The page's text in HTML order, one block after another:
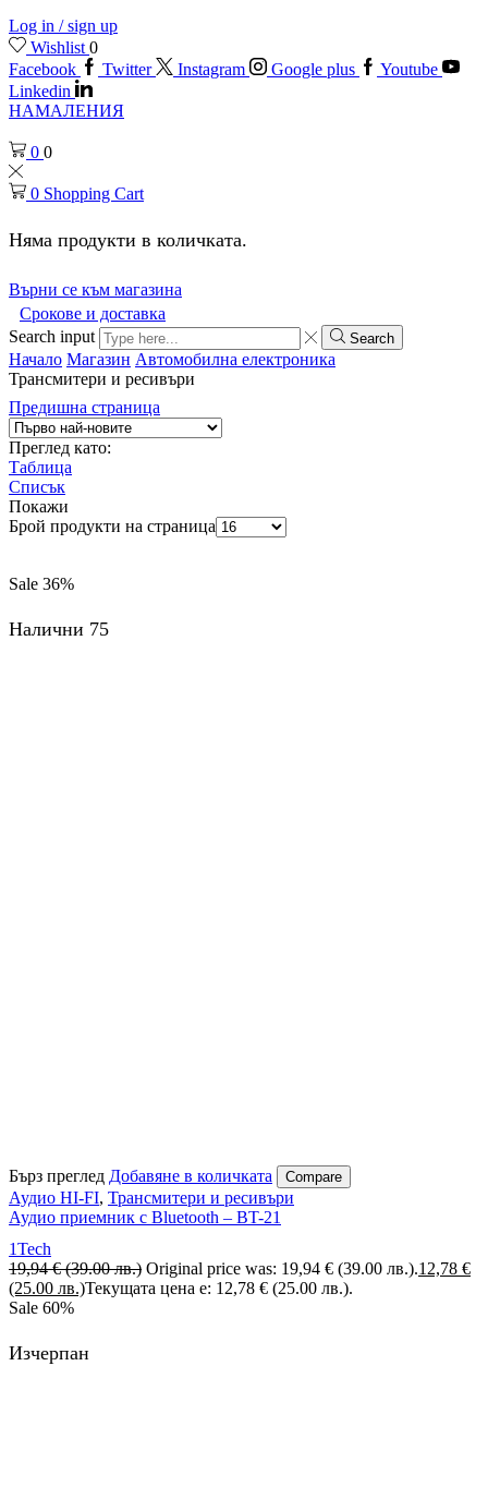
Log in / sign up
Wishlist 0
Facebook
Twitter Instagram Google plus
Youtube
Linkedin
НАМАЛЕНИЯ
0 0
0 Shopping Cart
Няма продукти в количката.
Върни се към магазина
Срокове и доставка
Search input
Search
Начало Магазин Автомобилна електроника
Трансмитери и ресивъри
Предишна страница
Преглед като:
Таблица
Списък
Покажи
Брой продукти на страница
Sale 36%
Налични 75
Бърз преглед Добавяне в количката Compare
Аудио HI-FI, Трансмитери и ресивъри
Аудио приемник с Bluetooth – BT-21
1Tech
19,94€ (39.00 лв.) Original price was: 19,94 € (39.00 лв.).12,78 €
(25.00 лв.)Текущата цена е: 12,78 € (25.00 лв.).
Sale 60%
Изчерпан